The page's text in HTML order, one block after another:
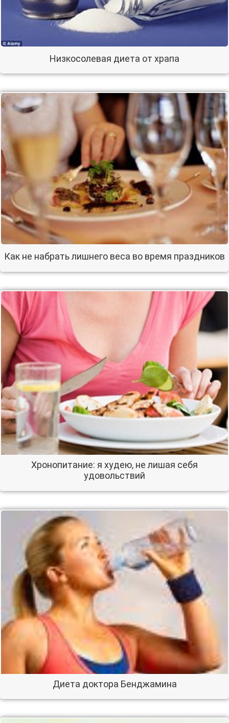
Низкосолевая диета от храпа
Как не набрать лишнего веса во время праздников
Хронопитание: я худею, не лишая себя
удовольствий
Диета доктора Бенджамина